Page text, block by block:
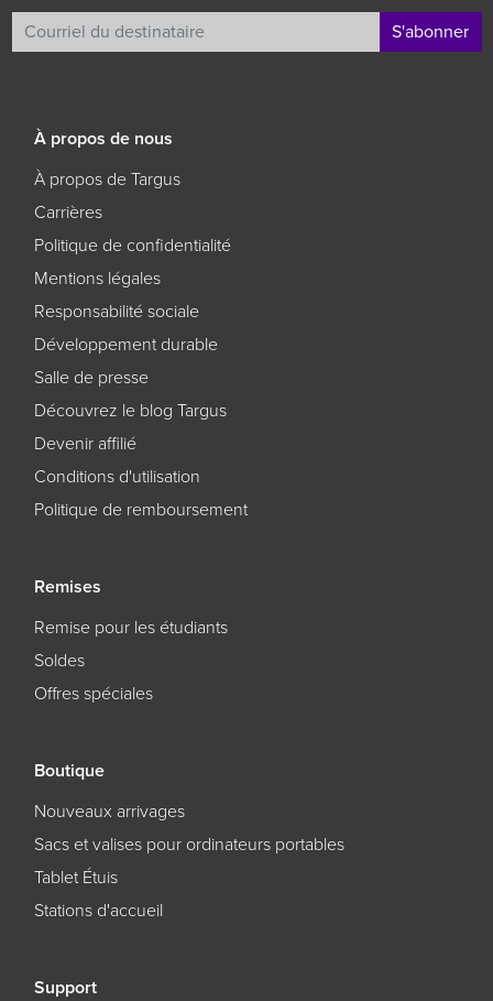
S'abonner
À propos de nous
À propos de Targus
Carrières
Politique de confidentialité
Mentions légales
Responsabilité sociale
Développement durable
Salle de presse
Découvrez le blog Targus
Devenir affilié
Conditions d'utilisation
Politique de remboursement
Remises
Remise pour les étudiants
Soldes
Offres spéciales
Boutique
Nouveaux arrivages
Sacs et valises pour ordinateurs portables
Tablet Étuis
Stations d'accueil
Support